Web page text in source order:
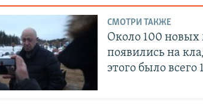
СМОТРИ ТАКЖЕ
Около 100 новых
появились на
этого было всего